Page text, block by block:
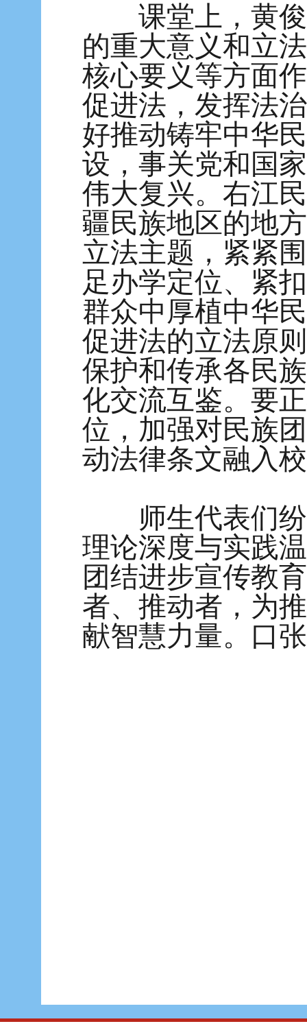
课堂上，黄俊
的重大意义和立
核心要义等方面
促进法，发挥法
好推动铸牢中华
设，事关党和国
伟大复兴。右江
疆民族地区的地
立法主题，紧紧
足办学定位、紧
群众中厚植中华
促进法的立法原
保护和传承各民
化交流互鉴。要
位，加强对民族
动法律条文融入
师生代表们纷
理论深度与实践
团结进步宣传教
者、推动者，为
献智慧力量。口